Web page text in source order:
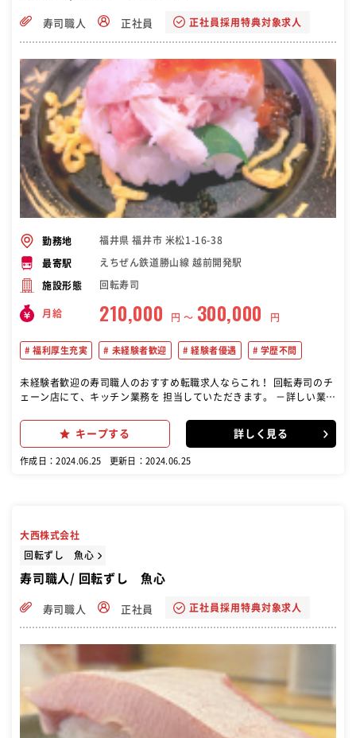
寿司職人 正社員 正社員採用特典対象求人
勤務地 福井県 福井市 米松1-16-38
最寄駅 えちぜん鉄道勝山線 越前開発駅
施設形態 回転寿司
月給 210,000 円 〜 300,000 円
福利厚生充実 未経験者歓迎 経験者優遇 学歴不問
未経験者歓迎の寿司職人のおすすめ転職求人ならこれ！ 回転寿司のチ
ェーン店にて、キッチン業務を 担当していただきます。 －詳しい業務
ーンにお寿司をのせる ■食器類の片付け ■清掃業務 など
キープする 詳しく見る
作成日：2024.06.25 更新日：2024.06.25
大西株式会社
回転ずし 魚心
寿司職人/ 回転ずし 魚心
寿司職人 正社員 正社員採用特典対象求人